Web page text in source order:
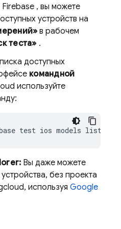
Firebase , вы можете
устройств на
в рабочем
теста» .
доступных
командной
используйте
test ios models list
Вы даже можете
без проекта
используя Google